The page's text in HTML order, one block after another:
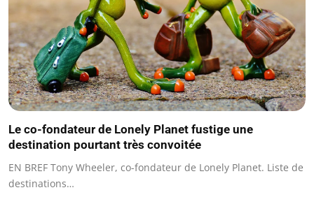
Le co-fondateur de Lonely Planet fustige une
destination pourtant très convoitée
EN BREF Tony Wheeler, co-fondateur de Lonely Planet. Liste de
destinations…